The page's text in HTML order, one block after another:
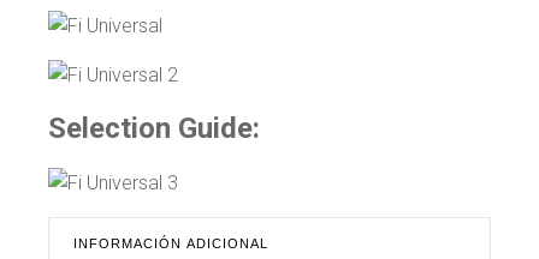
Selection Guide:
INFORMACIÓN ADICIONAL